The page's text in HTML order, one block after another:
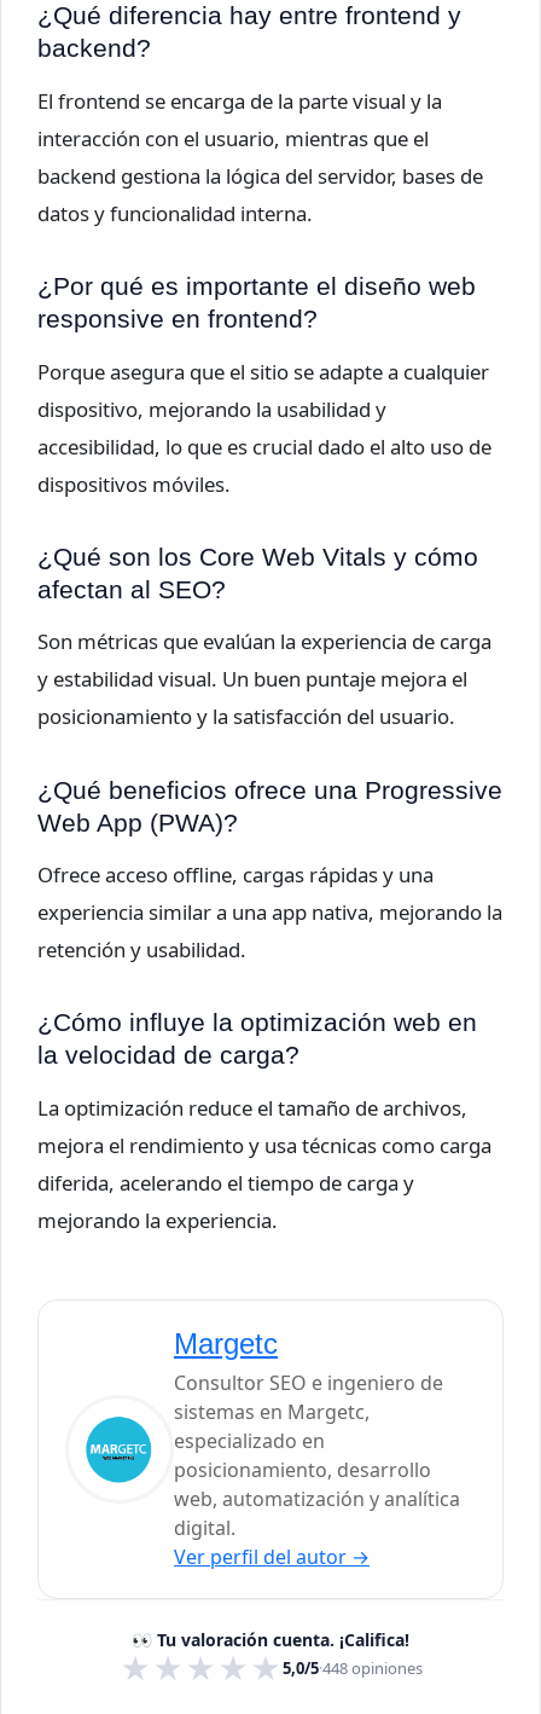
¿Qué diferencia hay entre frontend y
backend?
El frontend se encarga de la parte visual y la
interacción con el usuario, mientras que el
backend gestiona la lógica del servidor, bases de
datos y funcionalidad interna.
¿Por qué es importante el diseño web
responsive en frontend?
Porque asegura que el sitio se adapte a cualquier
dispositivo, mejorando la usabilidad y
accesibilidad, lo que es crucial dado el alto uso de
dispositivos móviles.
¿Qué son los Core Web Vitals y cómo
afectan al SEO?
Son métricas que evalúan la experiencia de carga
y estabilidad visual. Un buen puntaje mejora el
posicionamiento y la satisfacción del usuario.
¿Qué beneficios ofrece una Progressive
Web App (PWA)?
Ofrece acceso offline, cargas rápidas y una
experiencia similar a una app nativa, mejorando la
retención y usabilidad.
¿Cómo influye la optimización web en
la velocidad de carga?
La optimización reduce el tamaño de archivos,
mejora el rendimiento y usa técnicas como carga
diferida, acelerando el tiempo de carga y
mejorando la experiencia.
Margetc
Consultor SEO e ingeniero de
sistemas en Margetc,
especializado en
posicionamiento, desarrollo
web, automatización y analítica
digital.
Ver perfil del autor →
👀 Tu valoración cuenta. ¡Califica!
★
★
★
★
★ 5,0/5·448opiniones